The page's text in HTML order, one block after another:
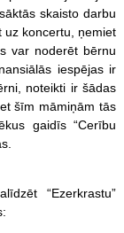
skaisto darbu
uz koncertu, ņemiet
var noderēt bērnu
iespējas ir
noteikti ir šādas
šīm māmiņām tās
gaidīs “Cerību
“Ezerkrastu”